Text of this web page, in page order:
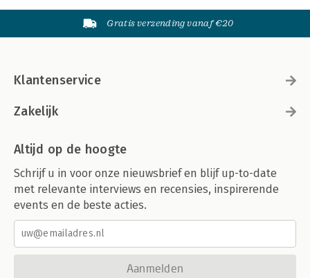
Gratis verzending vanaf €20
Klantenservice
Zakelijk
Altijd op de hoogte
Schrijf u in voor onze nieuwsbrief en blijf up-to-date
met relevante interviews en recensies, inspirerende
events en de beste acties.
Aanmelden